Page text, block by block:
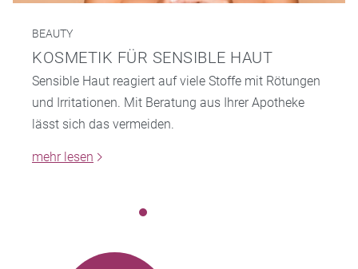
BEAUTY
KOSMETIK FÜR SENSIBLE HAUT
Sensible Haut reagiert auf viele Stoffe mit Rötungen
und Irritationen. Mit Beratung aus Ihrer Apotheke
lässt sich das vermeiden.
mehr lesen